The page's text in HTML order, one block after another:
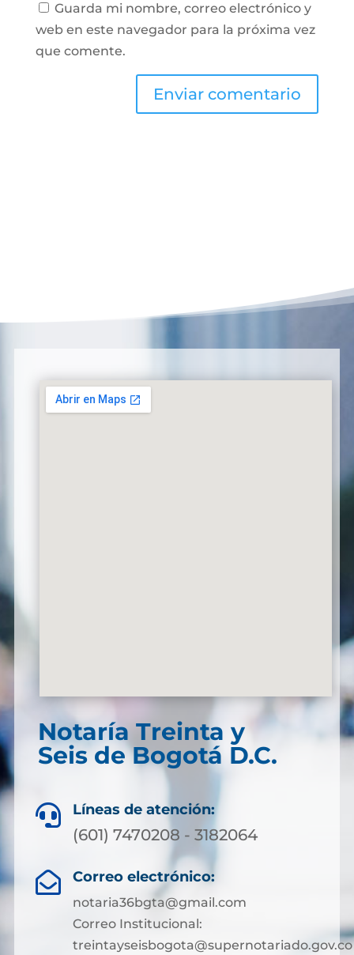
Guarda mi nombre, correo electrónico y
web en este navegador para la próxima vez
que comente.
Notaría Treinta y
Seis de Bogotá D.C.
 Líneas de atención:
(601) 7470208 - 3182064
 Correo electrónico:
notaria36bgta@gmail.com
Correo Institucional:
treintayseisbogota@supernotariado.gov.co